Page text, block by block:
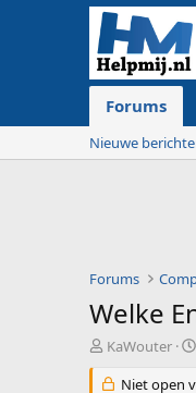
Forums
Nieuwe
Forums
Welke
O
d
KaWouter
Niet open